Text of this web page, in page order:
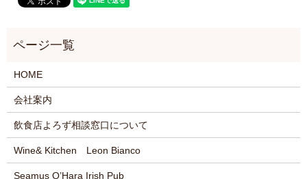
HOME
会社案内
飲食店よろず相談窓口について
Wine& Kitchen Leon Bianco
Seamus O’Hara Irish Pub